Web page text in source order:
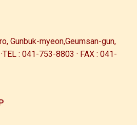
Gunbuk-myeon,Geumsan-gun,
TEL : 041-753-8803 · FAX : 041-